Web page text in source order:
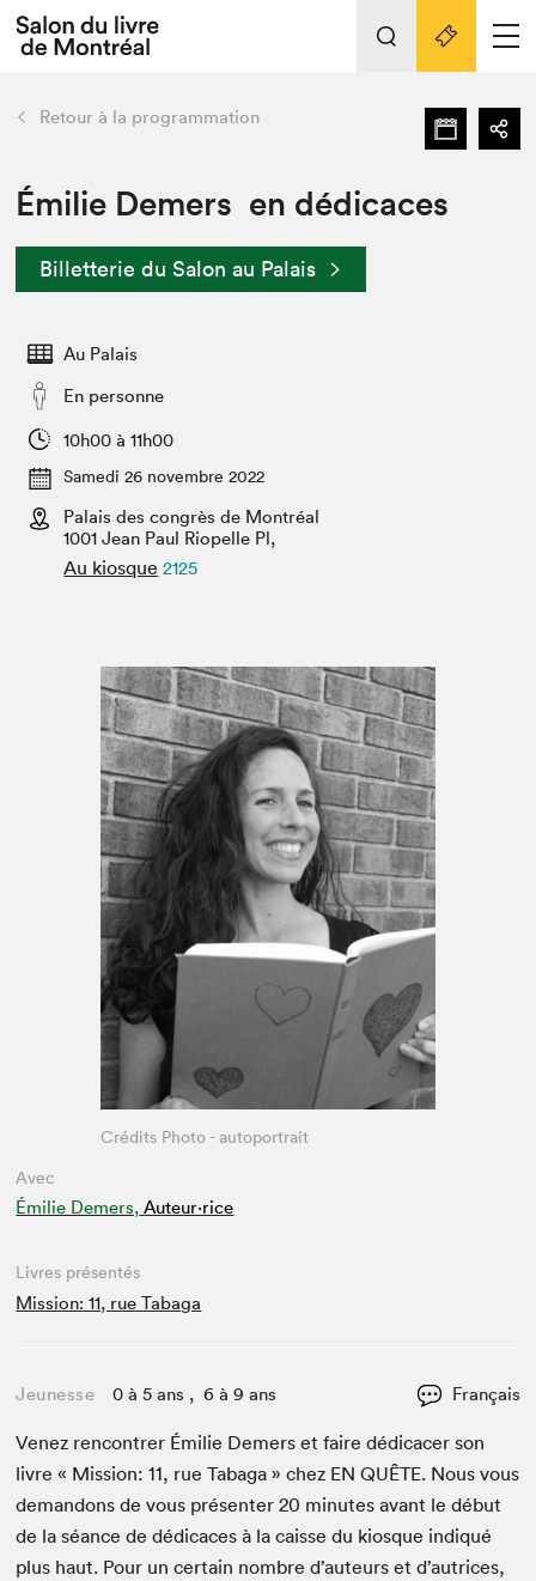
Espace exposant⋅e⋅s
Espace enseignant·e·s
Espace médias
L'événement
Préparer sa visite au Salon
Actualités
SLM PRO
retour Nos activités
Préparer sa visite
Salon dans la ville et en ligne
Projets partenaires
Liens pratiques
Retour à la programmation
Émilie Demers en dédicaces
Billetterie du Salon au Palais
Au Palais
En personne
10h00 à 11h00
Samedi 26 novembre 2022
Palais des congrès de Montréal
1001 Jean Paul Riopelle Pl,
Au kiosque 2125
Avec
Émilie Demers, Auteur·rice
Crédits Photo - autoportrait
Livres présentés
Mission: 11, rue Tabaga
Jeunesse 0 à 5 ans , 6 à 9 ans Français
Venez ren­con­tr­er Émi­lie Demers et faire dédi­cac­er son
livre « Mis­sion:11, rue Taba­ga » chez EN QUÊTE. Nous vous
deman­dons de vous présen­ter20 min­utes avant le début
de la séance de dédi­caces à la caisse du kiosque indiqué
plus haut. Pour un cer­tain nom­bre d’auteurs et d’autrices,